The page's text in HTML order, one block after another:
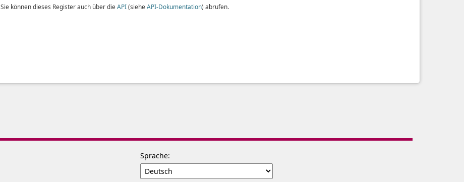
Sie können dieses Register auch über die API(siehe API-Dokumentation) abrufen.
Sprache